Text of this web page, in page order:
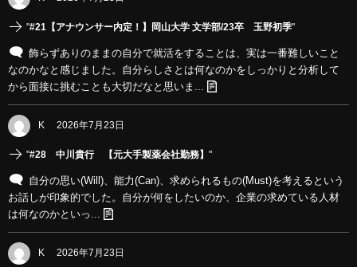
"#21【アナウンサー内定！】岡山大学 文学部/23卒 玉野初季"
飾らずありのままの自分で就活をすることは、実は一番難しいこと
なのかなと感じました。自分らしさとは何なのかをしっかりと分析して
から面接に挑むことも大切だなと思いま...
K 2026年7月23日
"#28 中川貴行 【元大手製薬会社勤務】 "
自分の思い(Will)、能力(Can)、求められるもの(Must)を考えるという
お話しが印象的でした。自分が何をしたいのか、企業の求めている人材
は何なのかといっ...
K 2026年7月23日